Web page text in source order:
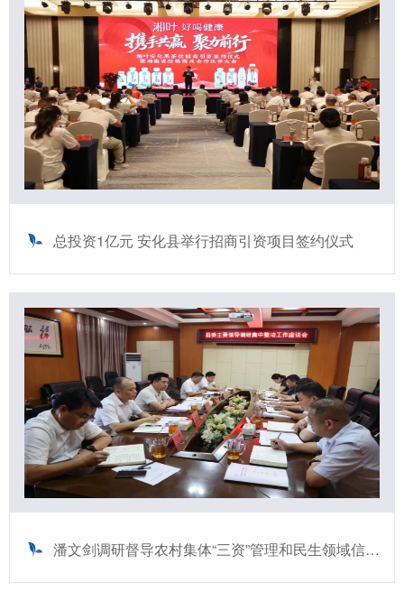
总投资1亿元 安化县举行招商引资项目签约仪式
潘文剑调研督导农村集体“三资”管理和民生领域信访问题集中整治工作